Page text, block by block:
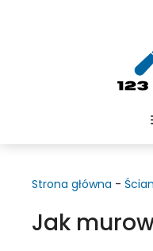
Strona główna -
Jak